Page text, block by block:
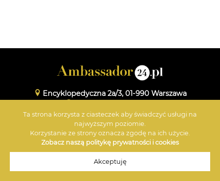
Encyklopedyczna 2a/3, 01-990 Warszawa
+48 601 359 696
Ta strona korzysta z ciasteczek aby świadczyć usługi na
najwyższym poziomie.
Korzystanie ze strony oznacza zgodę na ich użycie.
Zobacz naszą politykę prywatności i cookies
Akceptuję